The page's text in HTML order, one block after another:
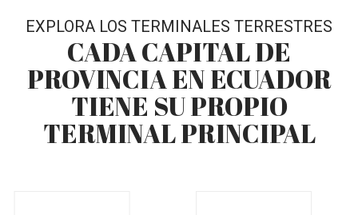
EXPLORA LOS TERMINALES TERRESTRES
CADA CAPITAL DE
PROVINCIA EN ECUADOR
TIENE SU PROPIO
TERMINAL PRINCIPAL